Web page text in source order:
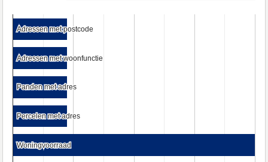
Adressen met postcode
Adressen met postcode
Adressen met woonfunctie
Adressen met woonfunctie
Panden met adres
Panden met adres
Percelen met adres
Percelen met adres
Woningvoorraad
Woningvoorraad